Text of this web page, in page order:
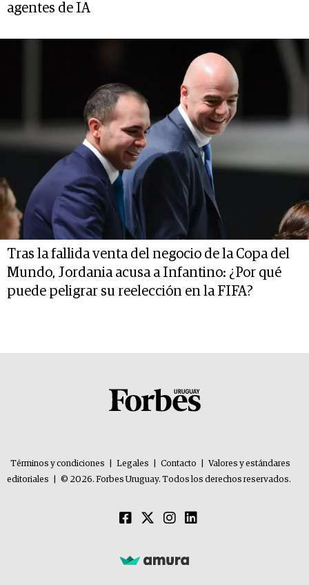
agentes de IA
Tras la fallida venta del negocio de la Copa del
Mundo, Jordania acusa a Infantino: ¿Por qué
puede peligrar su reelección en la FIFA?
Términos y condiciones Legales Contacto
Valores y estándares
editoriales
© 2026. Forbes Uruguay. Todos los derechos reservados.